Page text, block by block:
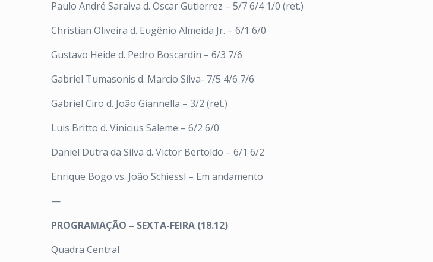
Paulo André Saraiva d. Oscar Gutierrez – 5/7 6/4 1/0 (ret.)
Christian Oliveira d. Eugênio Almeida Jr. – 6/1 6/0
Gustavo Heide d. Pedro Boscardin – 6/3 7/6
Gabriel Tumasonis d. Marcio Silva- 7/5 4/6 7/6
Gabriel Ciro d. João Giannella – 3/2 (ret.)
Luis Britto d. Vinicius Saleme – 6/2 6/0
Daniel Dutra da Silva d. Victor Bertoldo – 6/1 6/2
Enrique Bogo vs. João Schiessl – Em andamento
—
PROGRAMAÇÃO – SEXTA-FEIRA (18.12)
Quadra Central